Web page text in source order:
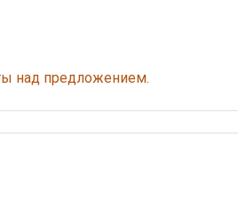
над предложением.